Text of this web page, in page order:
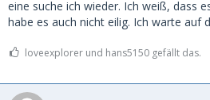
eine suche ich wieder. Ich weiß, dass
habe es auch nicht eilig. Ich warte auf
loveexplorer und hans5150 gefällt das.